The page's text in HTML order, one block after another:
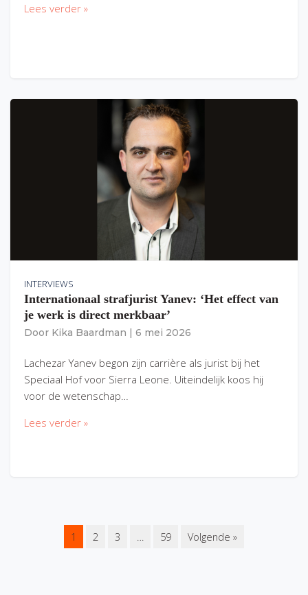
Lees verder »
INTERVIEWS
Internationaal strafjurist Yanev: ‘Het effect van
je werk is direct merkbaar’
Door Kika Baardman 6 mei 2026
Lachezar Yanev begon zijn carrière als jurist bij het
Speciaal Hof voor Sierra Leone. Uiteindelijk koos hij
voor de wetenschap…
Lees verder »
1 2 3 … 59 Volgende »